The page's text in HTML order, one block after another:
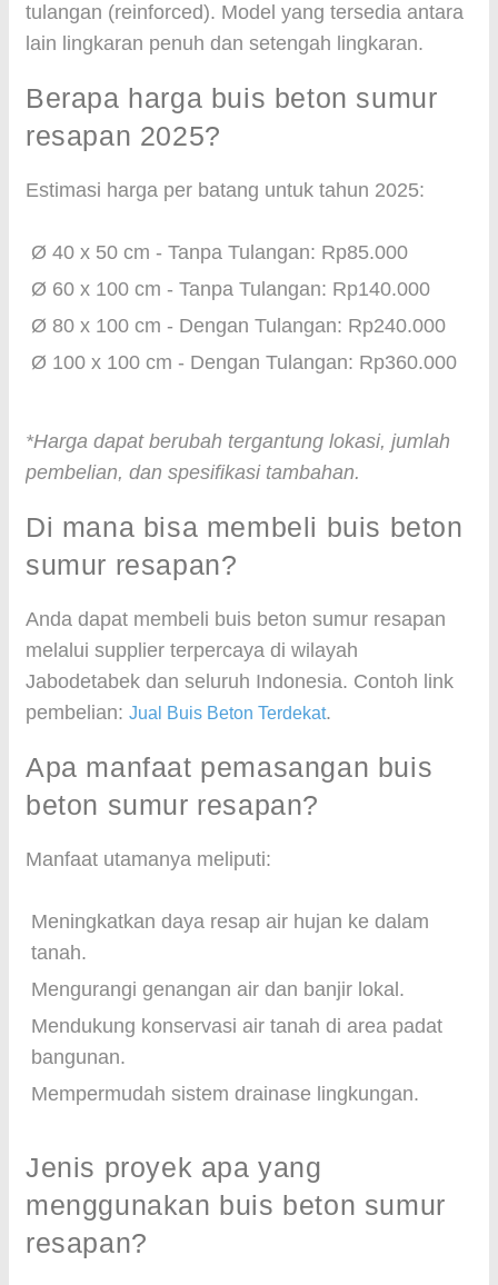
tulangan (reinforced). Model yang tersedia antara
lain lingkaran penuh dan setengah lingkaran.
Berapa harga buis beton sumur
resapan 2025?
Estimasi harga per batang untuk tahun 2025:
Ø 40 x 50 cm - Tanpa Tulangan: Rp85.000
Ø 60 x 100 cm - Tanpa Tulangan: Rp140.000
Ø 80 x 100 cm - Dengan Tulangan: Rp240.000
Ø 100 x 100 cm - Dengan Tulangan: Rp360.000
*Harga dapat berubah tergantung lokasi, jumlah
pembelian, dan spesifikasi tambahan.
Di mana bisa membeli buis beton
sumur resapan?
Anda dapat membeli buis beton sumur resapan
melalui supplier terpercaya di wilayah
Jabodetabek dan seluruh Indonesia. Contoh link
pembelian: Jual Buis Beton Terdekat.
Apa manfaat pemasangan buis
beton sumur resapan?
Manfaat utamanya meliputi:
Meningkatkan daya resap air hujan ke dalam
tanah.
Mengurangi genangan air dan banjir lokal.
Mendukung konservasi air tanah di area padat
bangunan.
Mempermudah sistem drainase lingkungan.
Jenis proyek apa yang
menggunakan buis beton sumur
resapan?